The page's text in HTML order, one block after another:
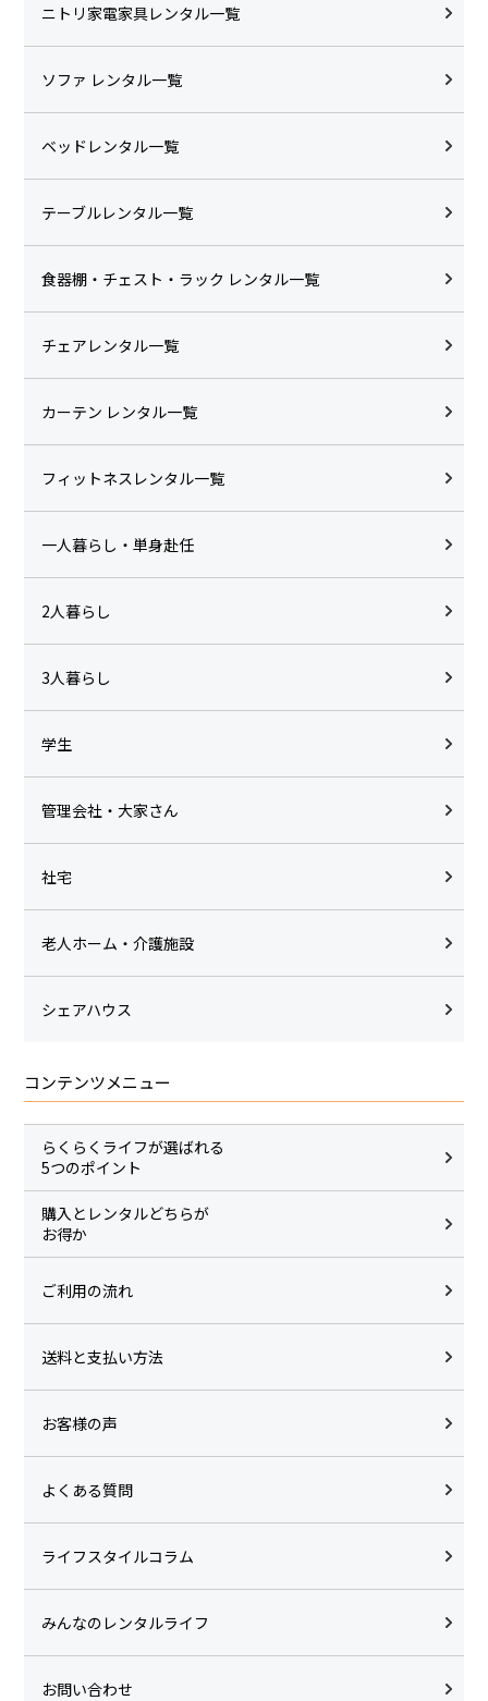
ニトリ家電家具レンタル一覧
ソファ レンタル一覧
ベッドレンタル一覧
テーブルレンタル一覧
食器棚・チェスト・ラック レンタル一覧
チェアレンタル一覧
カーテン レンタル一覧
フィットネスレンタル一覧
一人暮らし・単身赴任
2人暮らし
3人暮らし
学生
管理会社・大家さん
社宅
老人ホーム・介護施設
シェアハウス
コンテンツメニュー
らくらくライフが選ばれる
5つのポイント
購入とレンタルどちらが
お得か
ご利用の流れ
送料と支払い方法
お客様の声
よくある質問
ライフスタイルコラム
みんなのレンタルライフ
お問い合わせ